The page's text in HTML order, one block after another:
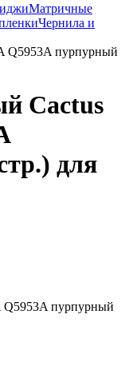
Матричные
Чернила и
Q5953A пурпурный
Cactus
для
Q5953A пурпурный